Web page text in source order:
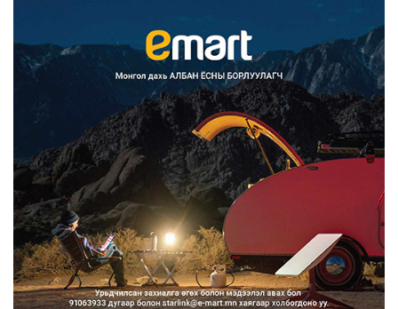
Францад иргэд рүү зөвшөөрөлгүй
сурталчилгааны дууд...
2026/08/07
Нийтийн тээврийн Ч:19А чиглэлийн
замналд түр хугац...
2026/08/07